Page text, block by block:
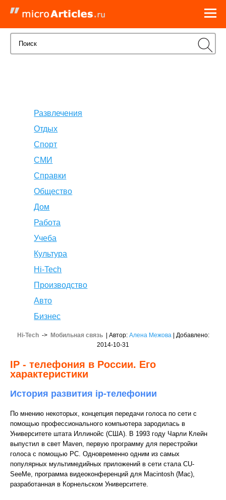
Развлечения
Отдых
Спорт
СМИ
Справки
Общество
Дом
Работа
Учеба
Культура
Hi-Tech
Производство
Авто
Бизнес
Hi-Tech-> Мобильная связь| Автор: Алена Межова| Добавлено:
2014-10-31
IP - телефония в России. Его
характеристики
История развития ip-телефонии
По мнению некоторых, концепция передачи голоса по сети с
помощью профессионального компьютера зародилась в
Университете штата Иллинойс (США). В 1993 году Чарли Клейн
выпустил в свет Maven, первую программу для перестройки
голоса с помощью РС. Одновременно одним из самых
популярных мультимедийных приложений в сети стала CU-
SeeMe, программа видеоконференций для Macintosh (Mac),
разработанная в Корнельском Университете.